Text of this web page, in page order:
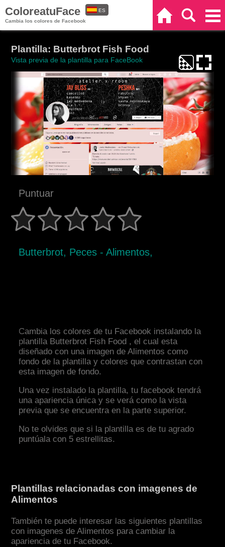
ColoreatuFace
Cambia los colores de Facebook
ES
Plantilla: Butterbrot Fish Food
Vista previa de la plantilla para FaceBook
Puntuar
Butterbrot, Peces - Alimentos,
Cambia los colores de tu Facebook instalando la
plantilla Butterbrot Fish Food , el cual esta
diseñado con una imagen de Alimentos como
fondo de la plantilla y colores que contrastan con
esta imagen de fondo.
Una vez instalado la plantilla, tu facebook tendrá
una apariencia única y se verá como la vista
previa que se encuentra en la parte superior.
No te olvides que si la plantilla es de tu agrado
puntúala con 5 estrellitas.
Plantillas relacionadas con imagenes de
Alimentos
También te puede interesar las siguientes plantillas
con imagenes de Alimentos para cambiar la
apariencia de tu Facebook.